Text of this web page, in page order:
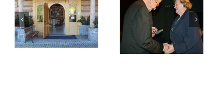
Zmarła Genowefa
Sikora
Zmarła Wanda
Czubernatowa